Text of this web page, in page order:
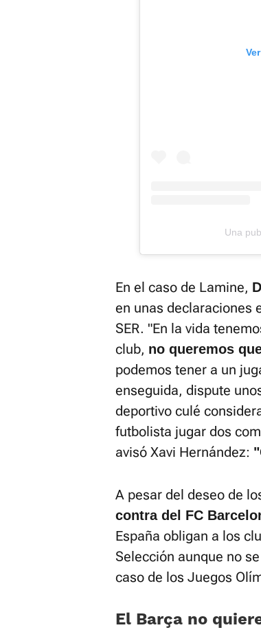
Una
En el caso de Lamine,
en unas declaraciones
SER. "En la vida
club, no queremos
podemos tener a un
enseguida, dispute
deportivo culé
futbolista jugar dos
avisó Xavi Hernández:
A pesar del deseo de
contra del FC
España obligan a los
Selección aunque no
caso de los Juegos
El Barça no